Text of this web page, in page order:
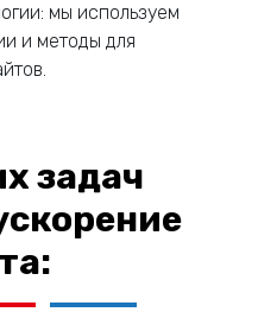
мы используем
и методы для
задач